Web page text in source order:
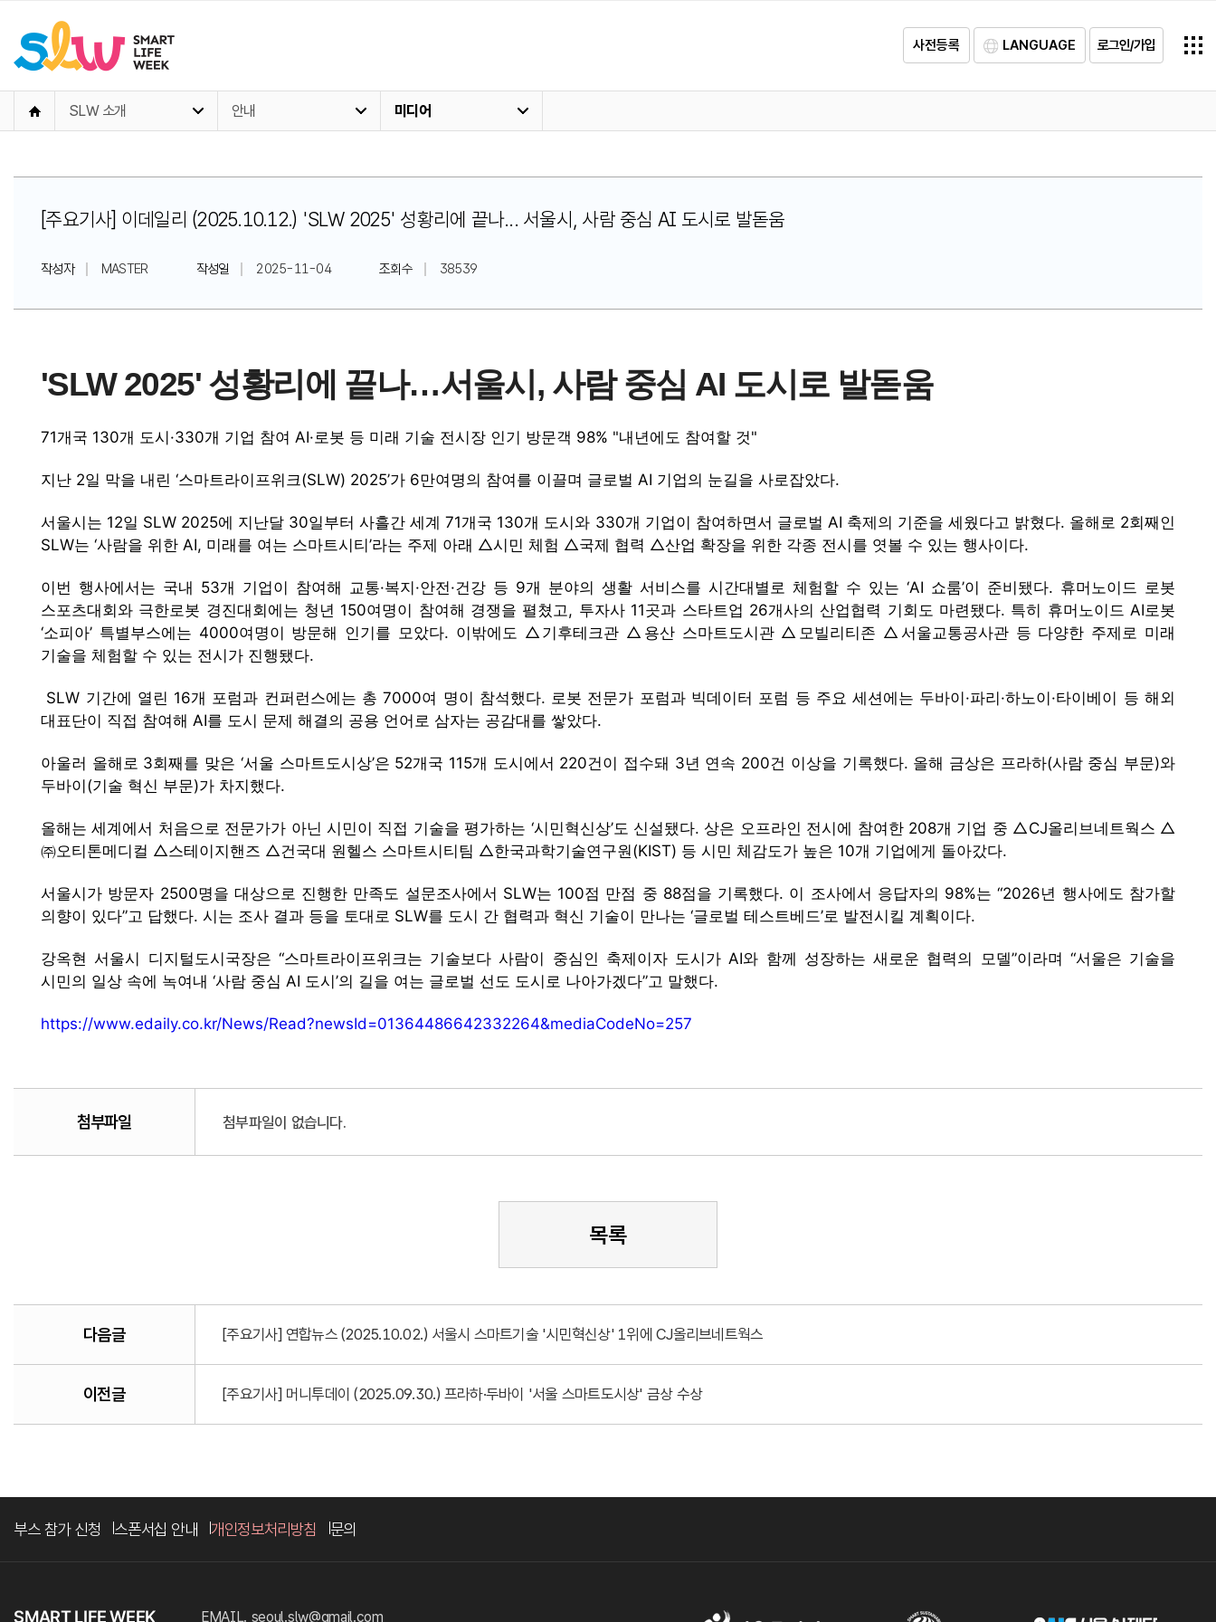
사전등록 LANGUAGE 로그인/가입
SLW 소개 안내 미디어
[주요기사] 이데일리 (2025.10.12.) 'SLW 2025' 성황리에 끝나... 서울시, 사람 중심 AI 도시로 발돋움
작성자 MASTER 작성일 2025-11-04 조회수 38539
'SLW 2025' 성황리에 끝나…서울시, 사람 중심 AI 도시로 발돋움
71개국 130개 도시·330개 기업 참여 AI·로봇 등 미래 기술 전시장 인기 방문객 98% "내년에도 참여할 것"
지난 2일 막을 내린 ‘스마트라이프위크(SLW) 2025’가 6만여명의 참여를 이끌며 글로벌 AI 기업의 눈길을 사로잡았다.
서울시는 12일 SLW 2025에 지난달 30일부터 사흘간 세계 71개국 130개 도시와 330개 기업이 참여하면서 글로벌 AI 축제의 기준을 세웠다고 밝혔다. 올해로 2회째인
SLW는 ‘사람을 위한 AI, 미래를 여는 스마트시티’라는 주제 아래 △시민 체험 △국제 협력 △산업 확장을 위한 각종 전시를 엿볼 수 있는 행사이다.
이번 행사에서는 국내 53개 기업이 참여해 교통·복지·안전·건강 등 9개 분야의 생활 서비스를 시간대별로 체험할 수 있는 ‘AI 쇼룸’이 준비됐다. 휴머노이드 로봇
스포츠대회와 극한로봇 경진대회에는 청년 150여명이 참여해 경쟁을 펼쳤고, 투자사 11곳과 스타트업 26개사의 산업협력 기회도 마련됐다. 특히 휴머노이드 AI로봇
‘소피아’ 특별부스에는 4000여명이 방문해 인기를 모았다. 이밖에도 △기후테크관 △용산 스마트도시관 △모빌리티존 △서울교통공사관 등 다양한 주제로 미래
기술을 체험할 수 있는 전시가 진행됐다.
SLW 기간에 열린 16개 포럼과 컨퍼런스에는 총 7000여 명이 참석했다. 로봇 전문가 포럼과 빅데이터 포럼 등 주요 세션에는 두바이·파리·하노이·타이베이 등 해외
대표단이 직접 참여해 AI를 도시 문제 해결의 공용 언어로 삼자는 공감대를 쌓았다.
아울러 올해로 3회째를 맞은 ‘서울 스마트도시상’은 52개국 115개 도시에서 220건이 접수돼 3년 연속 200건 이상을 기록했다. 올해 금상은 프라하(사람 중심 부문)와
두바이(기술 혁신 부문)가 차지했다.
올해는 세계에서 처음으로 전문가가 아닌 시민이 직접 기술을 평가하는 ‘시민혁신상’도 신설됐다. 상은 오프라인 전시에 참여한 208개 기업 중 △CJ올리브네트웍스 △
㈜오티톤메디컬 △스테이지핸즈 △건국대 원헬스 스마트시티팀 △한국과학기술연구원(KIST) 등 시민 체감도가 높은 10개 기업에게 돌아갔다.
서울시가 방문자 2500명을 대상으로 진행한 만족도 설문조사에서 SLW는 100점 만점 중 88점을 기록했다. 이 조사에서 응답자의 98%는 “2026년 행사에도 참가할
의향이 있다”고 답했다. 시는 조사 결과 등을 토대로 SLW를 도시 간 협력과 혁신 기술이 만나는 ‘글로벌 테스트베드’로 발전시킬 계획이다.
강옥현 서울시 디지털도시국장은 “스마트라이프위크는 기술보다 사람이 중심인 축제이자 도시가 AI와 함께 성장하는 새로운 협력의 모델”이라며 “서울은 기술을
시민의 일상 속에 녹여내 ‘사람 중심 AI 도시’의 길을 여는 글로벌 선도 도시로 나아가겠다”고 말했다.
https://www.edaily.co.kr/News/Read?newsId=01364486642332264&mediaCodeNo=257
첨부파일 첨부파일이 없습니다.
목록
다음글 [주요기사] 연합뉴스 (2025.10.02.) 서울시 스마트기술 '시민혁신상' 1위에 CJ올리브네트웍스
이전글 [주요기사] 머니투데이 (2025.09.30.) 프라하·두바이 '서울 스마트도시상' 금상 수상
부스 참가 신청 스폰서십 안내 개인정보처리방침 문의
EMAIL. seoul.slw@gmail.com